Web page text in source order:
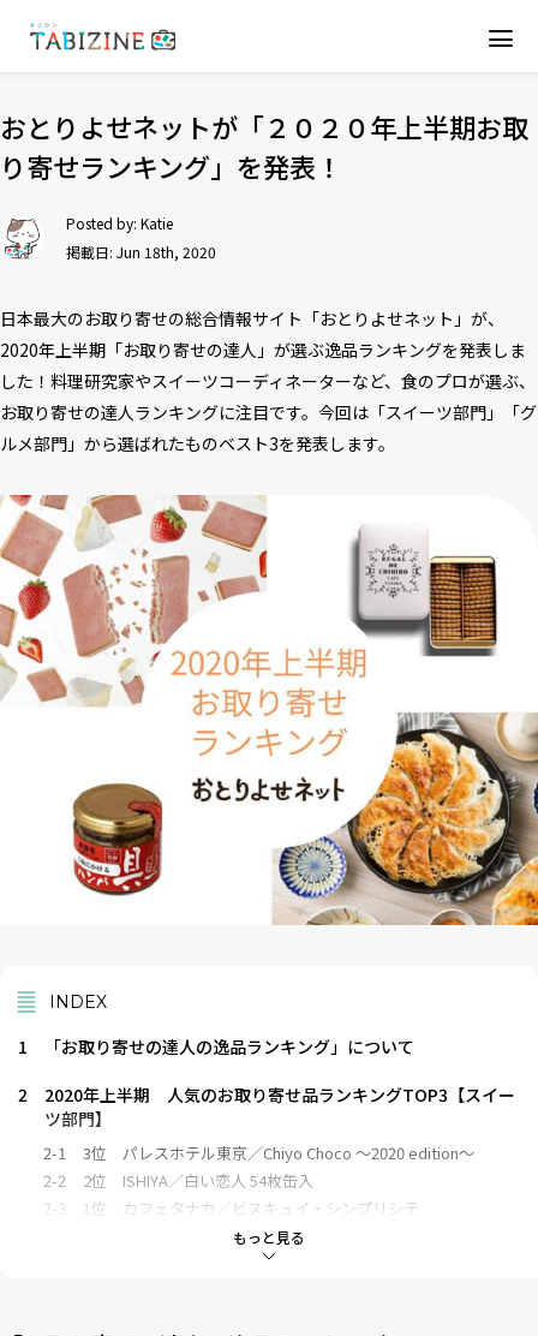
おとりよせネットが「２０２０年上半期お取
り寄せランキング」を発表！
Posted by: Katie
掲載日: Jun 18th, 2020
日本最大のお取り寄せの総合情報サイト「おとりよせネット」が、
2020年上半期「お取り寄せの達人」が選ぶ逸品ランキングを発表しま
した！料理研究家やスイーツコーディネーターなど、食のプロが選ぶ、
お取り寄せの達人ランキングに注目です。今回は「スイーツ部門」「グ
ルメ部門」から選ばれたものベスト3を発表します。
もっと見る
INDEX
1
「お取り寄せの達人の逸品ランキング」について
2
2020年上半期 人気のお取り寄せ品ランキングTOP3【スイー
ツ部門】
2-1
3位 パレスホテル東京／Chiyo Choco ～2020 edition～
2-2
2位 ISHIYA／白い恋人 54枚缶入
2-3
1位 カフェタナカ／ビスキュイ・シンプリシテ
2020年上半期 人気のお取り寄せ品ランキングTOP3【グルメ